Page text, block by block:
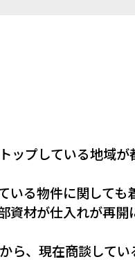
ップしている地域
いる物件に関しても
資材が仕入れが再開
ら、現在商談してい